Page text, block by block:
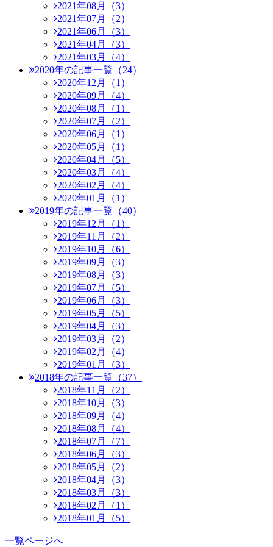
2021年08月（3）
2021年07月（2）
2021年06月（3）
2021年04月（3）
2021年03月（4）
2020年の記事一覧（24）
2020年12月（1）
2020年09月（4）
2020年08月（1）
2020年07月（2）
2020年06月（1）
2020年05月（1）
2020年04月（5）
2020年03月（4）
2020年02月（4）
2020年01月（1）
2019年の記事一覧（40）
2019年12月（1）
2019年11月（2）
2019年10月（6）
2019年09月（3）
2019年08月（3）
2019年07月（5）
2019年06月（3）
2019年05月（5）
2019年04月（3）
2019年03月（2）
2019年02月（4）
2019年01月（3）
2018年の記事一覧（37）
2018年11月（2）
2018年10月（3）
2018年09月（4）
2018年08月（4）
2018年07月（7）
2018年06月（3）
2018年05月（2）
2018年04月（3）
2018年03月（3）
2018年02月（1）
2018年01月（5）
一覧ページへ